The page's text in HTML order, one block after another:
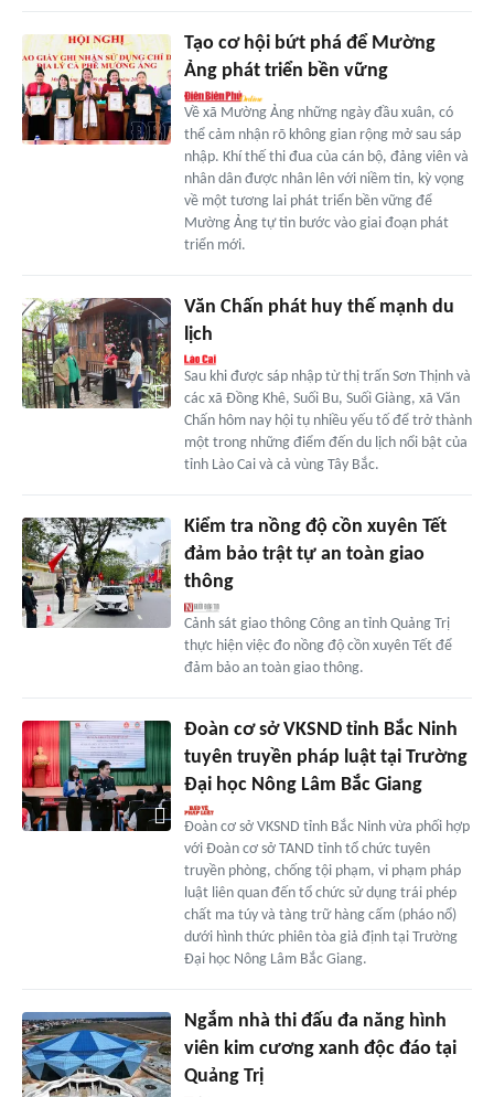
Tạo cơ hội bứt phá để Mường
Ảng phát triển bền vững
Về xã Mường Ảng những ngày đầu xuân, có
thể cảm nhận rõ không gian rộng mở sau sáp
nhập. Khí thế thi đua của cán bộ, đảng viên và
nhân dân được nhân lên với niềm tin, kỳ vọng
về một tương lai phát triển bền vững để
Mường Ảng tự tin bước vào giai đoạn phát
triển mới.
Văn Chấn phát huy thế mạnh du
lịch
Sau khi được sáp nhập từ thị trấn Sơn Thịnh và
các xã Đồng Khê, Suối Bu, Suối Giàng, xã Văn
Chấn hôm nay hội tụ nhiều yếu tố để trở thành
một trong những điểm đến du lịch nổi bật của
tỉnh Lào Cai và cả vùng Tây Bắc.
Kiểm tra nồng độ cồn xuyên Tết
đảm bảo trật tự an toàn giao
thông
Cảnh sát giao thông Công an tỉnh Quảng Trị
thực hiện việc đo nồng độ cồn xuyên Tết để
đảm bảo an toàn giao thông.
Đoàn cơ sở VKSND tỉnh Bắc Ninh
tuyên truyền pháp luật tại Trường
Đại học Nông Lâm Bắc Giang
Đoàn cơ sở VKSND tỉnh Bắc Ninh vừa phối hợp
với Đoàn cơ sở TAND tỉnh tổ chức tuyên
truyền phòng, chống tội phạm, vi phạm pháp
luật liên quan đến tổ chức sử dụng trái phép
chất ma túy và tàng trữ hàng cấm (pháo nổ)
dưới hình thức phiên tòa giả định tại Trường
Đại học Nông Lâm Bắc Giang.
Ngắm nhà thi đấu đa năng hình
viên kim cương xanh độc đáo tại
Quảng Trị